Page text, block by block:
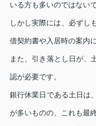
いる方も多いのではない
しかし実際には、必ずし
借契約書や入居時の案内
また、引き落とし日が、
認が必要です。
銀行休業日である土日は
が多いものの、これも最